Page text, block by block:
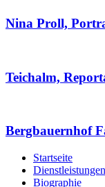
Nina Proll,
Teichalm,
Bergbauernhof
Startseite
Dienstleistungen
Biographie